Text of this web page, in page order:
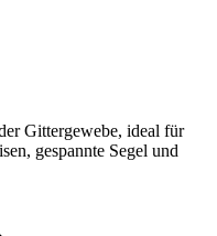
Gittergewebe, ideal für
gespannte Segel und